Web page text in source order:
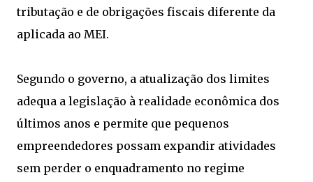
tributação e de obrigações fiscais diferente da
aplicada ao MEI.
Segundo o governo, a atualização dos limites
adequa a legislação à realidade econômica dos
últimos anos e permite que pequenos
empreendedores possam expandir atividades
sem perder o enquadramento no regime